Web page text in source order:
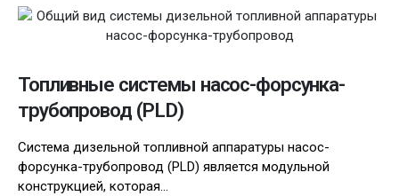
Топливные системы насос-форсунка-
трубопровод (PLD)
Система дизельной топливной аппаратуры насос-
форсунка-трубопровод (PLD) является модульной
конструкцией, которая...